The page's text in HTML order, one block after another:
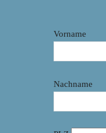
Vorname
Nachname